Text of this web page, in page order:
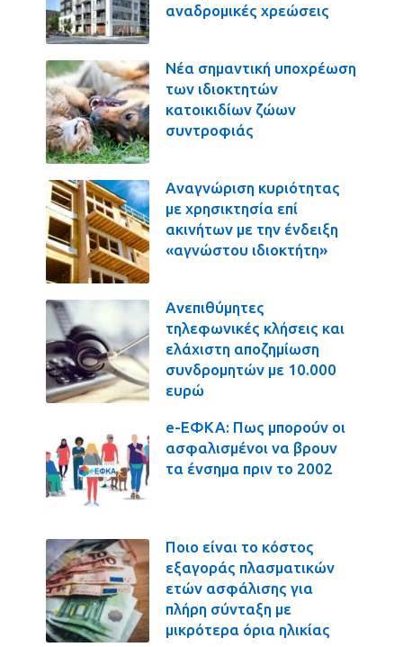
αναδρομικές χρεώσεις
Νέα σημαντική υποχρέωση
των ιδιοκτητών
κατοικιδίων ζώων
συντροφιάς
Αναγνώριση κυριότητας
με χρησικτησία επί
ακινήτων με την ένδειξη
«αγνώστου ιδιοκτήτη»
Ανεπιθύμητες
τηλεφωνικές κλήσεις και
ελάχιστη αποζημίωση
συνδρομητών με 10.000
ευρώ
e-ΕΦΚΑ: Πως μπορούν οι
ασφαλισμένοι να βρουν
τα ένσημα πριν το 2002
Ποιο είναι το κόστος
εξαγοράς πλασματικών
ετών ασφάλισης για
πλήρη σύνταξη με
μικρότερα όρια ηλικίας